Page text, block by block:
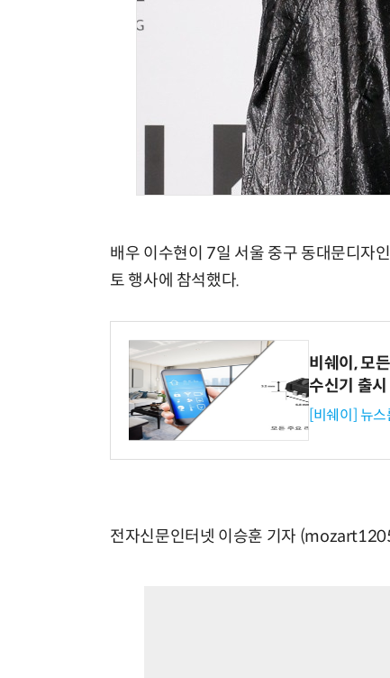
배우 이수현이 7일 서울 중구 동대문디자
토 행사에 참석했다.
비쉐이, 모
수신기 출시
[비쉐이] 뉴
전자신문인터넷 이승훈 기자